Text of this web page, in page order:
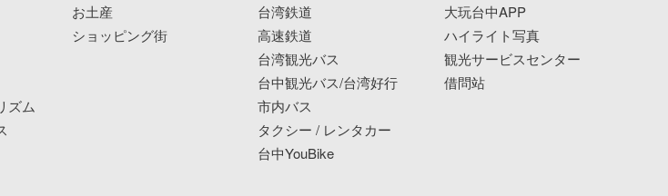
ズム
お土産
ショッピング街
台湾鉄道
高速鉄道
台湾観光バス
台中観光バス/台湾好行
市内バス
タクシー / レンタカー
台中YouBike
大玩台中APP
ハイライト写真
観光サービスセンター
借問站